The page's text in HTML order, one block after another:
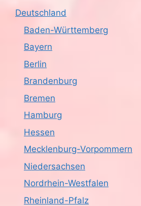
Deutschland
Baden-Württemberg
Bayern
Berlin
Brandenburg
Bremen
Hamburg
Hessen
Mecklenburg-Vorpommern
Niedersachsen
Nordrhein-Westfalen
Rheinland-Pfalz